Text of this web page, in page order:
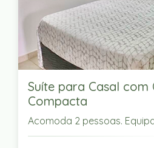
Suíte para Casal com
Compacta
Acomoda 2 pessoas.